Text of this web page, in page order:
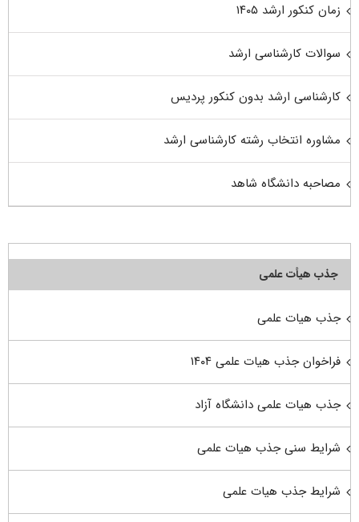
زمان کنکور ارشد ۱۴۰۵
سوالات کارشناسی ارشد
کارشناسی ارشد بدون کنکور پردیس
مشاوره انتخاب رشته کارشناسی ارشد
مصاحبه دانشگاه شاهد
جذب هیأت علمی
جذب هیات علمی
فراخوان جذب هیات علمی ۱۴۰۴
جذب هیات علمی دانشگاه آزاد
شرایط سنی جذب هیات علمی
شرایط جذب هیات علمی